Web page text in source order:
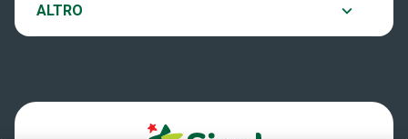
Play Your Date
Dove si gioca
Quanto si vince
ALTRO
Notifiche